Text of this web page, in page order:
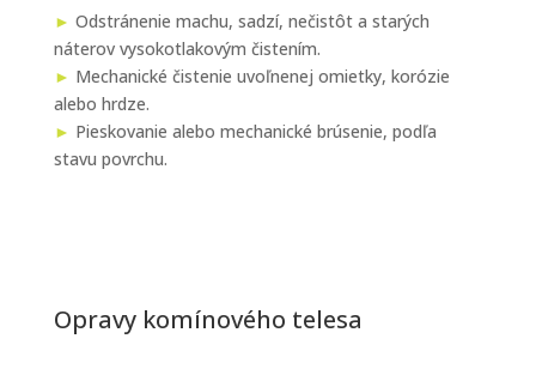
► Odstránenie machu, sadzí, nečistôt a starých
náterov vysokotlakovým čistením.
► Mechanické čistenie uvoľnenej omietky, korózie
alebo hrdze.
► Pieskovanie alebo mechanické brúsenie, podľa
stavu povrchu.
Opravy komínového telesa